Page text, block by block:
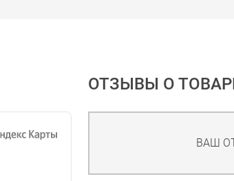
ОТЗЫВЫ О
ВАШ